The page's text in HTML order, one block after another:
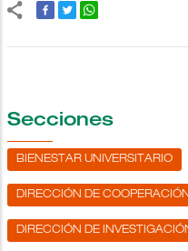
Secciones
BIENESTAR UNIVERSITARIO
DIRECCIÓN DE
DIRECCIÓN DE